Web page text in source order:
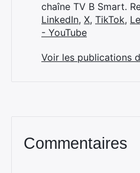
chaîne TV B Smart.
LinkedIn, X, TikTok,
- YouTube
Voir les publications
Commentaires